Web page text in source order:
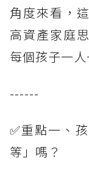
角度來看，
高資產家庭
每個孩子一人
------
✅重點一、
等」嗎？